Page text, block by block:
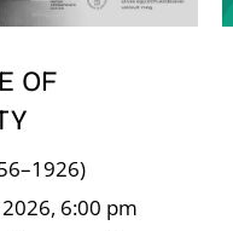
OF
6:00 pm